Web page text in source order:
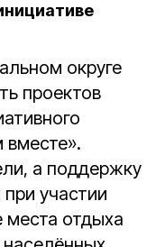
округе
проектов
а поддержку
участии
места отдыха